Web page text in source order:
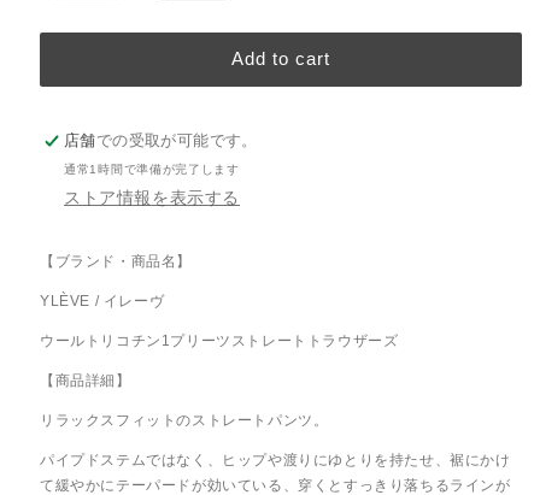
る
販
き
せ
ん
切
れ
て
い
売
き
ま
せ
ん
Add to cart
店舗での受取が可能です。
通常1時間で準備が完了します
ストア情報を表示する
【ブランド・商品名】
YLÈVE / イレーヴ
ウールトリコチン1プリーツストレートトラウザーズ
【商品詳細】
リラックスフィットのストレートパンツ。
パイプドステムではなく、ヒップや渡りにゆとりを持たせ、裾にかけ
て緩やかにテーパードが効いている、穿くとすっきり落ちるラインが